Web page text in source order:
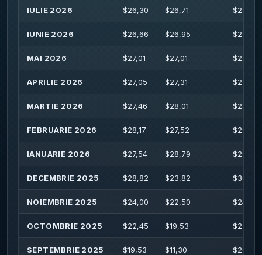
IULIE 2026 $26,30 $26,71 $27,65
IUNIE 2026 $26,66 $26,95 $27,36
MAI 2026 $27,01 $27,01 $27,44
APRILIE 2026 $27,05 $27,31 $27,76
MARTIE 2026 $27,46 $28,01 $28,50
FEBRUARIE 2026 $28,17 $27,52 $29,20
IANUARIE 2026 $27,54 $28,79 $29,50
DECEMBRIE 2025 $28,82 $23,82 $30,00
NOIEMBRIE 2025 $24,00 $22,50 $24,20
OCTOMBRIE 2025 $22,45 $19,53 $22,56
SEPTEMBRIE 2025 $19,53 $11,30 $20,24